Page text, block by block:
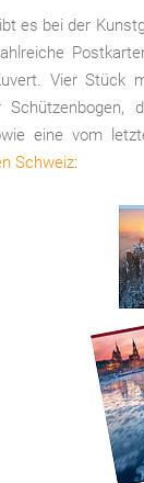
es bei der
Vier Stück
eine vom
Schweiz: